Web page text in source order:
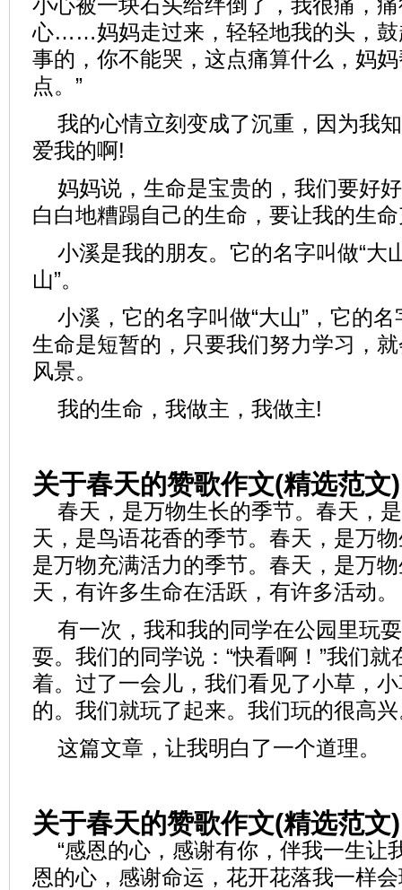
小心被一块石头给绊倒了，我很痛，
心……妈妈走过来，轻轻地我的头，鼓
事的，你不能哭，这点痛算什么，妈
点。”
我的心情立刻变成了沉重，因为我
爱我的啊!
妈妈说，生命是宝贵的，我们要好
白白地糟蹋自己的生命，要让我的生
小溪是我的朋友。它的名字叫做“大
山”。
小溪，它的名字叫做“大山”，它的
生命是短暂的，只要我们努力学习，
风景。
我的生命，我做主，我做主!
关于春天的赞歌作文(精选范文
春天，是万物生长的季节。春天，
天，是鸟语花香的季节。春天，是万
是万物充满活力的季节。春天，是万
天，有许多生命在活跃，有许多活动。
有一次，我和我的同学在公园里玩
耍。我们的同学说：“快看啊！”我们
着。过了一会儿，我们看见了小草，
的。我们就玩了起来。我们玩的很高
这篇文章，让我明白了一个道理。
关于春天的赞歌作文(精选范文
“感恩的心，感谢有你，伴我一生让
恩的心，感谢命运，花开花落我一样